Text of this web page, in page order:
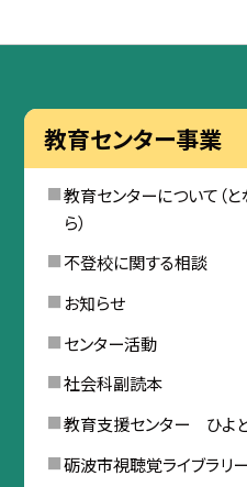
教育センター事業
教育センターについて（
ら）
不登校に関する相談
お知らせ
センター活動
社会科副読本
教育支援センター ひよ
砺波市視聴覚ライブラリー